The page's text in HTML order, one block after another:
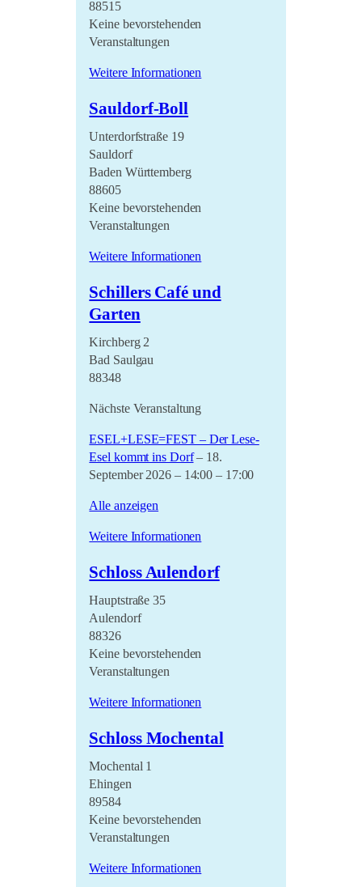
88515
Keine bevorstehenden
Veranstaltungen
Weitere Informationen
Sauldorf-Boll
Unterdorfstraße 19
Sauldorf
Baden Württemberg
88605
Keine bevorstehenden
Veranstaltungen
Weitere Informationen
Schillers Café und
Garten
Kirchberg 2
Bad Saulgau
88348
Nächste Veranstaltung
ESEL+LESE=FEST – Der Lese-
Esel kommt ins Dorf– 18.
September 2026 – 14:00 – 17:00
Alle anzeigen
Weitere Informationen
Schloss Aulendorf
Hauptstraße 35
Aulendorf
88326
Keine bevorstehenden
Veranstaltungen
Weitere Informationen
Schloss Mochental
Mochental 1
Ehingen
89584
Keine bevorstehenden
Veranstaltungen
Weitere Informationen